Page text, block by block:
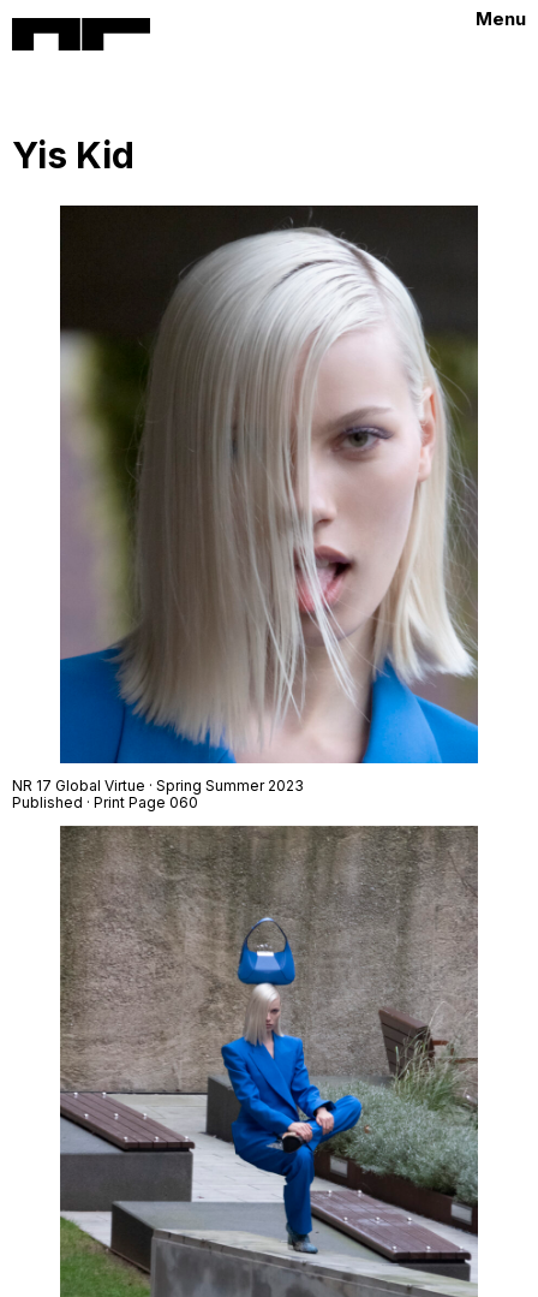
Menu
Yis Kid
NR 17 Global Virtue · Spring Summer 2023
Published · Print Page 060